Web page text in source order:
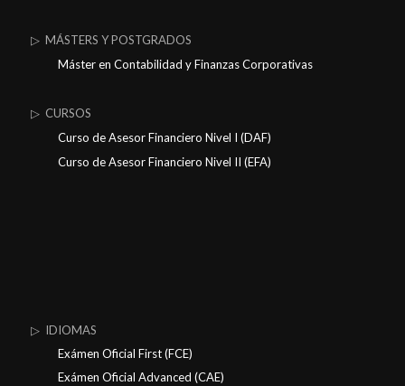
▷ MÁSTERS Y POSTGRADOS
Máster en Contabilidad y Finanzas Corporativas
▷ CURSOS
Curso de Asesor Financiero Nivel I (DAF)
Curso de Asesor Financiero Nivel II (EFA)
▷ IDIOMAS
Exámen Oficial First (FCE)
Exámen Oficial Advanced (CAE)